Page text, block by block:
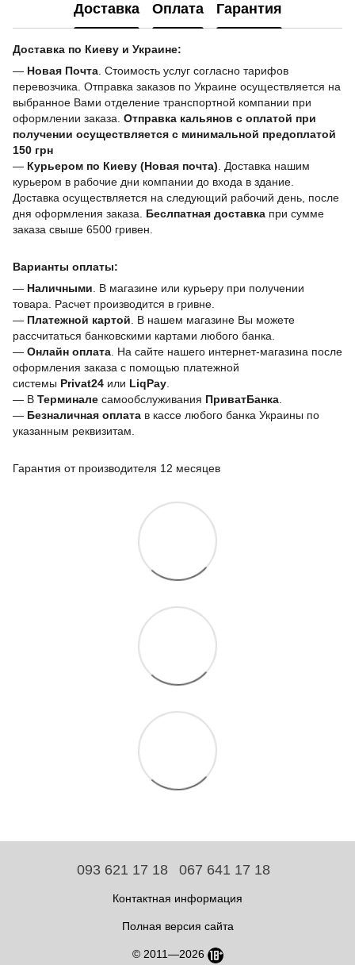
Доставка Оплата Гарантия
Доставка по Киеву и Украине:
— Новая Почта . Стоимость услуг согласно тарифов
перевозчика. Отправка заказов по Украине осуществляется на
выбранное Вами отделение транспортной компании при
оформлении заказа. Отправка кальянов с оплатой при
получении осуществляется с минимальной предоплатой
150 грн
— Курьером по Киеву (Новая почта) . Доставка нашим
курьером в рабочие дни компании до входа в здание.
Доставка осуществляется на следующий рабочий день, после
дня оформления заказа. Беслпатная доставка при сумме
заказа свыше 6500 гривен.
Варианты оплаты:
— Наличными . В магазине или курьеру при получении
товара. Расчет производится в гривне.
— Платежной картой . В нашем магазине Вы можете
рассчитаться банковскими картами любого банка.
— Онлайн оплата . На сайте нашего интернет-магазина после
оформления заказа с помощью платежной
системы Privat24 или LiqPay
— В Терминале самообслуживания ПриватБанка
— Безналичная оплата в кассе любого банка Украины по
указанным реквизитам.
Гарантия от производителя 12 месяцев
093 621 17 18 067 641 17 18
Контактная информация
Полная версия сайта
© 2011—2026